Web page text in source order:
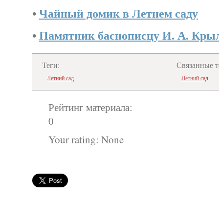
•Чайный домик в Летнем саду
•Памятник баснописцу И. А.
Теги:
Летний сад
Связанные
Летний сад
Рейтинг материала:
0
Your rating: None